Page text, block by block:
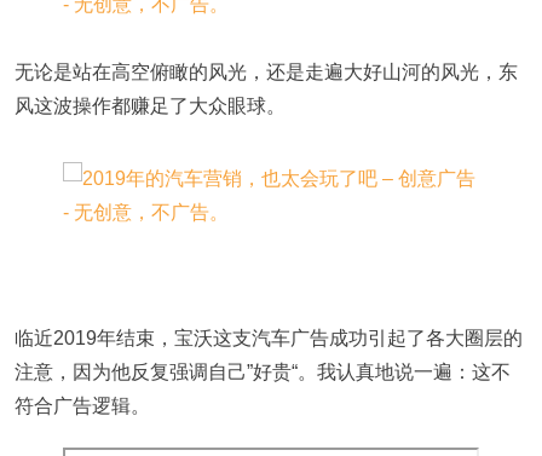
无论是站在高空俯瞰的风光，还是走遍大好山河的风光，东
风这波操作都赚足了大众眼球。
临近2019年结束，宝沃这支汽车广告成功引起了各大圈层的
注意，因为他反复强调自己”好贵“。我认真地说一遍：这不
符合广告逻辑。